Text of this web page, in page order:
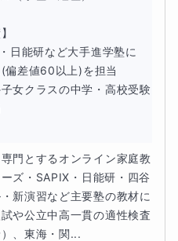
日能研など大手進学塾に
偏差値60以上)を担当
女クラスの中学・高校受験
門とするオンライン家庭教
ズ・SAPIX・日能研・四谷
新演習など主要塾の教材に
や公立中高一貫の適性検査
）、東海・関...